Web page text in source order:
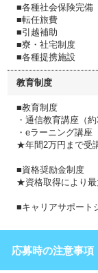
■各種社会保険完備
■転任旅費
■引越補助
■寮・社宅制度
■各種提携施設
教育制度
■教育制度
・通信教育講座（約
・eラーニング講座
★年間2万円まで受
■資格奨励金制度
★資格取得により最
■キャリアサポート
応募時の注意事項